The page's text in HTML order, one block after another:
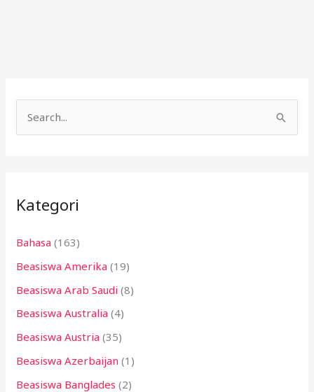
u
t
u
k
:
Kategori
Bahasa (163)
Beasiswa Amerika (19)
Beasiswa Arab Saudi (8)
Beasiswa Australia (4)
Beasiswa Austria (35)
Beasiswa Azerbaijan (1)
Beasiswa Banglades (2)